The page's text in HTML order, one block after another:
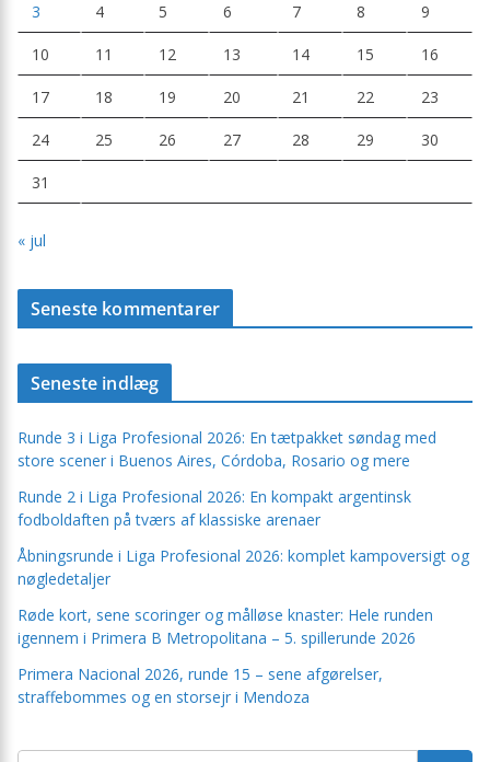
3 4 5 6 7 8 9
10 11 12 13 14 15 16
17 18 19 20 21 22 23
24 25 26 27 28 29 30
31
« jul
Seneste kommentarer
Seneste indlæg
Runde 3 i Liga Profesional 2026: En tætpakket søndag med
store scener i Buenos Aires, Córdoba, Rosario og mere
Runde 2 i Liga Profesional 2026: En kompakt argentinsk
fodboldaften på tværs af klassiske arenaer
Åbningsrunde i Liga Profesional 2026: komplet kampoversigt og
nøgledetaljer
Røde kort, sene scoringer og målløse knaster: Hele runden
igennem i Primera B Metropolitana – 5. spillerunde 2026
Primera Nacional 2026, runde 15 – sene afgørelser,
straffebommes og en storsejr i Mendoza